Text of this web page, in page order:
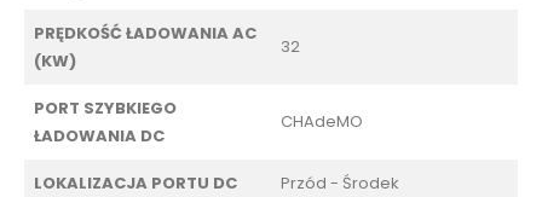
PRĘDKOŚĆ ŁADOWANIA AC
(KW)
32
PORT SZYBKIEGO
ŁADOWANIA DC
CHAdeMO
LOKALIZACJA PORTU DC Przód - Środek